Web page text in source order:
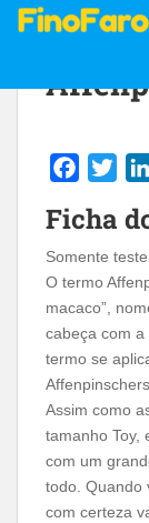
p
a
c
e
b
o
o
w
i
t
t
e
r
i
n
k
e
d
I
Ficha
Somente
O termo
macaco”,
cabeça com
termo se
Assim como
tamanho Toy,
com um
todo. Quando
com certeza